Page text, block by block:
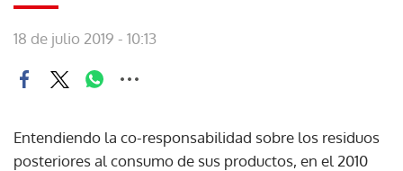
18 de julio 2019 - 10:13
Entendiendo la co-responsabilidad sobre los residuos
posteriores al consumo de sus productos, en el 2010